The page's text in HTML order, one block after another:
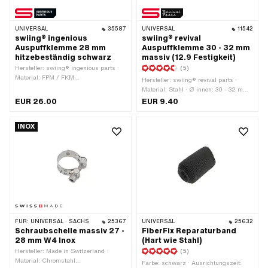
UNIVERSAL 35587
swiing® ingenious
Auspuffklemme 28 mm
hitzebeständig schwarz
Hersteller: swiing® ingenious parts ·
Material: FPM / FKM
schwarz · Ø innen: 25 - 28 mm ·
· Oberfläche: beschichtet ·
EUR 26.00
UNIVERSAL 11542
swiing® revival
Auspuffklemme 30 - 32 mm
massiv (12.9 Festigkeit)
(5)
Hersteller: swiing® revival parts ·
Material: Stahl · Ø innen: 30 - 32 mm ·
Befestigungsart: Schrauben & Muttern
EUR 9.40
INOX
FÜR: UNIVERSAL · SACHS 25367
Schraubschelle massiv 27 -
28 mm W4 Inox
Hersteller: Made in Switzerland ·
Material: Chromstahl
UNIVERSAL 25632
FiberFix Reparaturband
(Hart wie Stahl)
(5)
Farbe: schwarz · Ausrichtungszeit: